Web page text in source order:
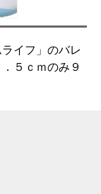
イフ」のバレ
ｃｍのみ９